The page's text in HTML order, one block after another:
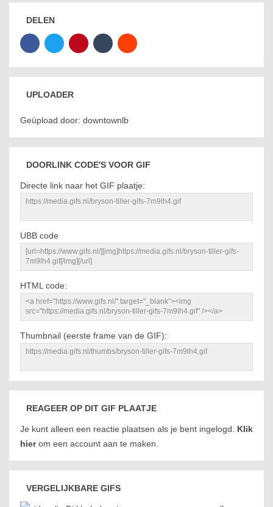
DELEN
UPLOADER
Geüpload door: downtownlb
DOORLINK CODE'S VOOR GIF
Directe link naar het GIF plaatje:
UBB code
HTML code:
Thumbnail (eerste frame van de GIF):
REAGEER OP DIT GIF PLAATJE
Je kunt alleen een reactie plaatsen als je bent ingelogd. Klik
hierom een account aan te maken.
VERGELIJKBARE GIFS